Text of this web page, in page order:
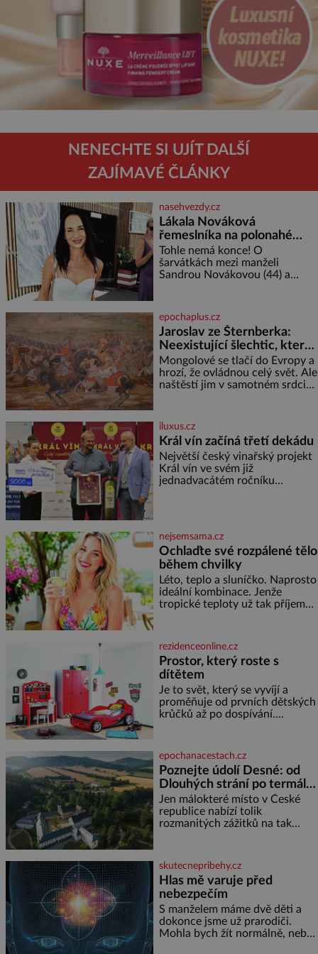
NENECHTE SI UJÍT DALŠÍ
ZAJÍMAVÉ ČLÁNKY
nasehvezdy.cz
Lákala Nováková
řemeslníka na polonahé
tělo!
Tohle nemá konce! O
šarvátkách mezi manželi
Sandrou Novákovou (44) a
by doufal, že horká zem u
herečky ze seriálu Ulice a
režiséra vychladne,
epochaplus.cz
Jaroslav ze Šternberka:
Neexistující šlechtic, který
z Moravy vyžene Mongoly
Mongolové se tlačí do Evropy a
hrozí, že ovládnou celý svět. Ale
naštěstí jim v samotném srdci
dobyvatelské hordy zastavit. Co
nedokáže žádná z asijských říší,
co nedokážou Němci – to
dokáže český král. Nebo že by
ne? Mongolové od roku 1223
postupují podél Kaspického a
iluxus.cz
Král vín začíná třetí dekádu
Největší český vinařský projekt
Král vín ve svém již
jednadvacátém ročníku
nejsemsama.cz
Ochlaďte své rozpálené tělo
během chvilky
Léto, teplo a sluníčko. Naprosto
ideální kombinace. Jenže
tropické teploty už tak příjemné
dyž se nám tropy zaryjí pod
kůži, hledáme úlevu v bazénu
nebo pomocí klimatizace. Jenže
ne vždycky můžeme být v jejich
blízkosti. Nemusíte však zoufat.
Pokud budete mít promyšlený
jídelníček, žadné pařáky si na
rezidenceonline.cz
Prostor, který roste s
dítětem
Je to svět, který se vyvíjí a
proměňuje od prvních dětských
krůčků až po dospívání.
soustředění i odpočinek a
reaguje na každou etapu života
a specifické potřeby dítěte. Pro
nejmenší je klíčová
jednoduchost, měkkost a
bezpečí, proto by pokoj
miminka měl působit především
epochanacestach.cz
Poznejte údolí Desné: od
Dlouhých strání po termální
prameny
Jen málokteré místo v České
republice nabízí tolik
rozmanitých zážitků na tak
jediného dne můžete
nahlédnout do útrob jedné z
nejvýznamnějších vodních
elektráren v Evropě, vydat se na
horské hřebeny, projet se na
koloběžce a den zakončit
poznáváním památek ve
skutecnepribehy.cz
Hlas mě varuje před
nebezpečím
S manželem máme dvě děti a
dokonce jsme už prarodiči.
Mohla bych žít normálně, nebýt